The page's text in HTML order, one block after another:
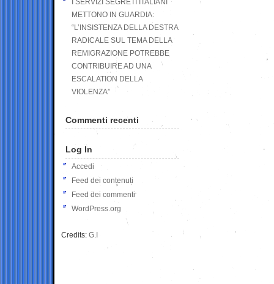
I SERVIZI SEGRETI ITALIANI
METTONO IN GUARDIA:
“L’INSISTENZA DELLA DESTRA
RADICALE SUL TEMA DELLA
REMIGRAZIONE POTREBBE
CONTRIBUIRE AD UNA
ESCALATION DELLA
VIOLENZA”
Commenti recenti
Log In
Accedi
Feed dei contenuti
Feed dei commenti
WordPress.org
Credits: G.I